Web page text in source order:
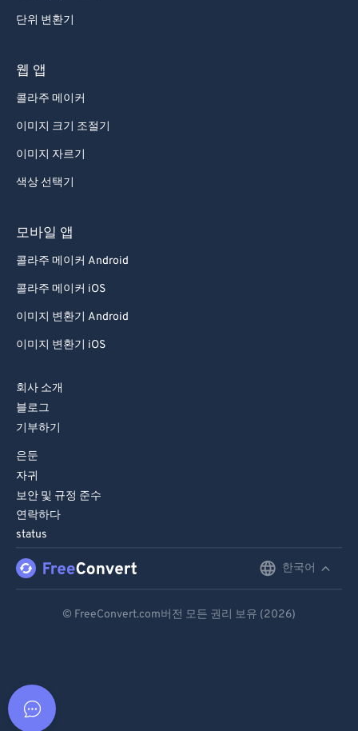
단위 변환기
웹 앱
콜라주 메이커
이미지 크기 조절기
이미지 자르기
색상 선택기
모바일 앱
콜라주 메이커 Android
콜라주 메이커 iOS
이미지 변환기 Android
이미지 변환기 iOS
회사 소개
블로그
기부하기
은둔
자귀
보안 및 규정 준수
연락하다
status
한국어
© FreeConvert.com버전 모든 권리 보유 (2026)